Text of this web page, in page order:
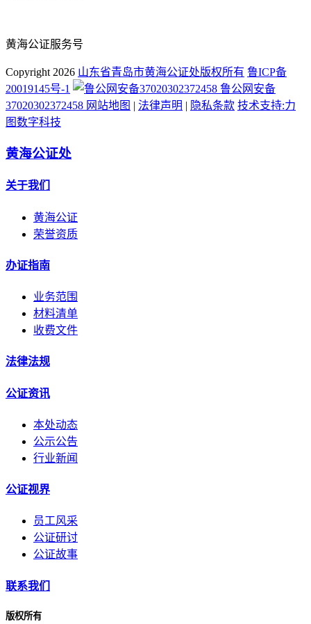
黄海公证服务号
Copyright 2026 山东省青岛市黄海公证处版权所有 鲁ICP备
20019145号-1
鲁公网安备
37020302372458 网站地图 | 法律声明 | 隐私条款 技术支持:力
图数字科技
黄海公证处
关于我们
黄海公证
荣誉资质
办证指南
业务范围
材料清单
收费文件
法律法规
公证资讯
本处动态
公示公告
行业新闻
公证视界
员工风采
公证研讨
公证故事
联系我们
版权所有